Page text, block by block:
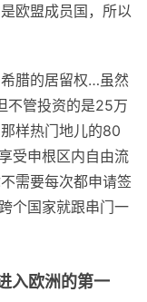
欧盟成员国，所以
腊的居留权…虽然
不管投资的是25万
样热门地儿的80
受申根区内自由流
需要每次都申请签
个国家就跟串门一
入欧洲的第一